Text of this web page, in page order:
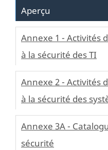
Aperçu
Annexe 1 - Activités
à la sécurité des TI
Annexe 2 - Activités
à la sécurité des
Annexe 3A -
sécurité